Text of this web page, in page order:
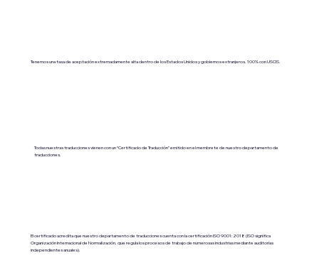
Tenemos una tasa de aceptación extremadamente alta dentro de los Estados Unidos y gobiernos extranjeros. 100% con USCIS.
Todas nuestras traducciones vienen con un “Certificado de Traducción” emitido en el membrete de nuestro departamento de
traducciones.
El certificado acredita que nuestro departamento de traducciones cuenta con la certificación ISO 9001:2018 (ISO significa
Organización Internacional de Normalización, que regula los procesos de trabajo de numerosas industrias mediante auditorías
independientes anuales).